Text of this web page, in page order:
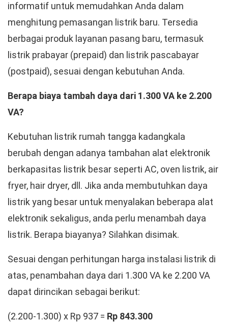
informatif untuk memudahkan Anda dalam
menghitung pemasangan listrik baru. Tersedia
berbagai produk layanan pasang baru, termasuk
listrik prabayar (prepaid) dan listrik pascabayar
(postpaid), sesuai dengan kebutuhan Anda.
Berapa biaya tambah daya dari 1.300 VA ke 2.200
VA?
Kebutuhan listrik rumah tangga kadangkala
berubah dengan adanya tambahan alat elektronik
berkapasitas listrik besar seperti AC, oven listrik, air
fryer, hair dryer, dll. Jika anda membutuhkan daya
listrik yang besar untuk menyalakan beberapa alat
elektronik sekaligus, anda perlu menambah daya
listrik. Berapa biayanya? Silahkan disimak.
Sesuai dengan perhitungan harga instalasi listrik di
atas, penambahan daya dari 1.300 VA ke 2.200 VA
dapat dirincikan sebagai berikut:
(2.200-1.300) x Rp 937 = Rp 843.300